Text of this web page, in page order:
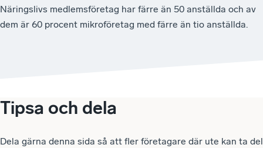
Näringslivs medlemsföretag har färre än 50 anställda och av
dem är 60 procent mikroföretag med färre än tio anställda.
Tipsa och dela
Dela gärna denna sida så att fler företagare där ute kan ta del